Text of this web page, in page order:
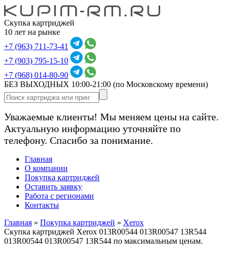
Скупка картриджей
10 лет на рынке
+7 (963) 711-73-41
+7 (903) 795-15-10
+7 (968) 014-80-90
БЕЗ ВЫХОДНЫХ 10:00-21:00 (по Московскому времени)
Уважаемые клиенты! Мы меняем цены на сайте.
Актуальную информацию уточняйте по
телефону. Спасибо за понимание.
Главная
О компании
Покупка картриджей
Оставить заявку
Работа с регионами
Контакты
Главная » Покупка картриджей » Xerox
Скупка картриджей Xerox 013R00544 013R00547 13R544
013R00544 013R00547 13R544 по максимальным ценам.